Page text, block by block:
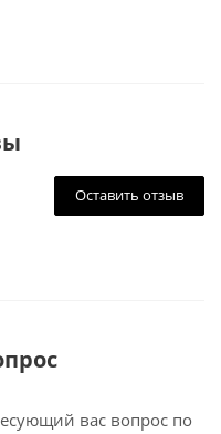
Оставить отзыв
вас вопрос по